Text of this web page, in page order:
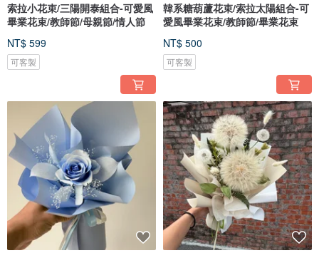
索拉小花束/三陽開泰組合-可愛風
畢業花束/教師節/母親節/情人節
NT$ 599
可客製
韓系糖葫蘆花束/索拉太陽組合-可
愛風畢業花束/教師節/畢業花束
NT$ 500
可客製